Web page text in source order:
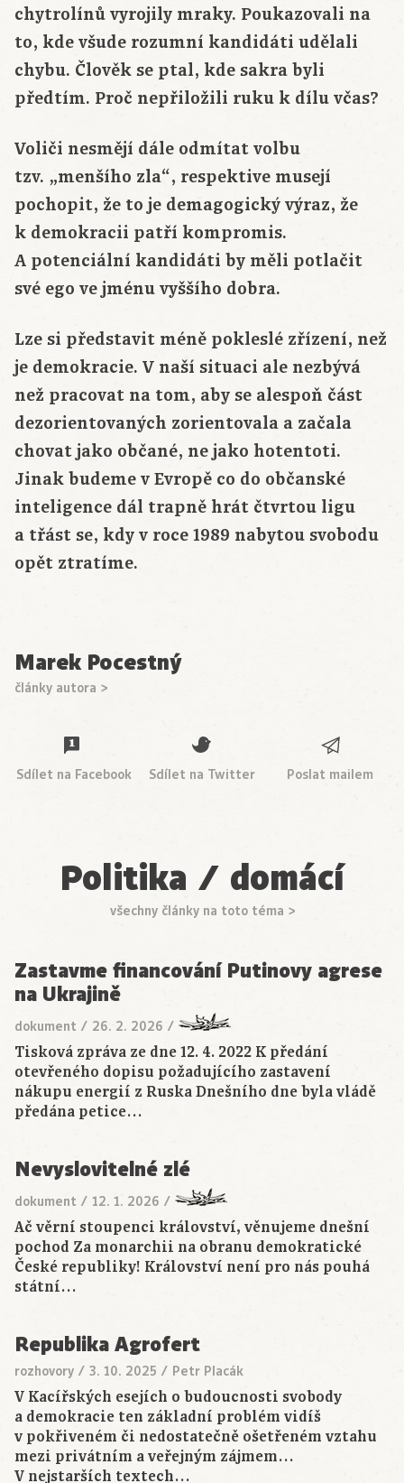
chytrolínů vyrojily mraky. Poukazovali na
to, kde všude rozumní kandidáti udělali
chybu. Člověk se ptal, kde sakra byli
předtím. Proč nepřiložili ruku k dílu včas?
Voliči nesmějí dále odmítat volbu
tzv. „menšího zla“, respektive musejí
pochopit, že to je demagogický výraz, že
k demokracii patří kompromis.
A potenciální kandidáti by měli potlačit
své ego ve jménu vyššího dobra.
Lze si představit méně pokleslé zřízení, než
je demokracie. V naší situaci ale nezbývá
než pracovat na tom, aby se alespoň část
dezorientovaných zorientovala a začala
chovat jako občané, ne jako hotentoti.
Jinak budeme v Evropě co do občanské
inteligence dál trapně hrát čtvrtou ligu
a třást se, kdy v roce 1989 nabytou svobodu
opět ztratíme.
Marek Pocestný
články autora >
Sdílet na Facebook Sdílet na Twitter Poslat mailem
Politika / domácí
všechny články na toto téma >
Zastavme financování Putinovy agrese
na Ukrajině
dokument / 26. 2. 2026 /
Tisková zpráva ze dne 12. 4. 2022 K předání
otevřeného dopisu požadujícího zastavení
nákupu energií z Ruska Dnešního dne byla vládě
předána petice…
Nevyslovitelné zlé
dokument / 12. 1. 2026 /
Ač věrní stoupenci království, věnujeme dnešní
pochod Za monarchii na obranu demokratické
České republiky! Království není pro nás pouhá
státní…
Republika Agrofert
rozhovory / 3. 10. 2025 / Petr Placák
V Kacířských esejích o budoucnosti svobody
a demokracie ten základní problém vidíš
v pokřiveném či nedostatečně ošetřeném vztahu
mezi privátním a veřejným zájmem…
V nejstarších textech…